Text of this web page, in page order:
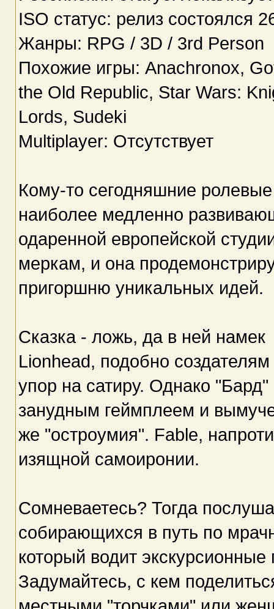
ISO статус: релиз состоялся
Жанры: RPG / 3D / 3rd Person
Похожие игры: Anachronox,
the Old Republic, Star Wars:
Lords, Sudeki
Multiplayer: Отсутствует
Кому-то сегодняшние
наиболее медленно
одаренной европейской
меркам, и она
пригоршню уникальных идей.
Сказка - ложь, да в ней намек
Lionhead, подобно
упор на сатиру. Однако
занудным геймплеем и
же "остроумия". Fable,
изящной самоиронии.
Сомневаетесь? Тогда
собирающихся в путь по
который водит
Задумайтесь, с кем